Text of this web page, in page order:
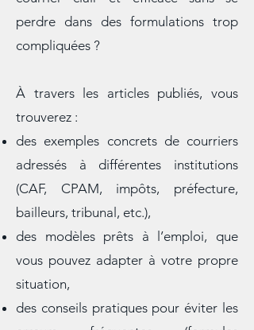
ne pas oublier ? Comment rendre un
courrier clair et efficace sans se
compliquées ?
À travers les articles publiés, vous
trouverez :
des exemples concrets de courriers
adressés à différentes institutions
(CAF, CPAM, impôts, préfecture,
bailleurs, tribunal, etc.),
des modèles prêts à l’emploi, que
vous pouvez adapter à votre propre